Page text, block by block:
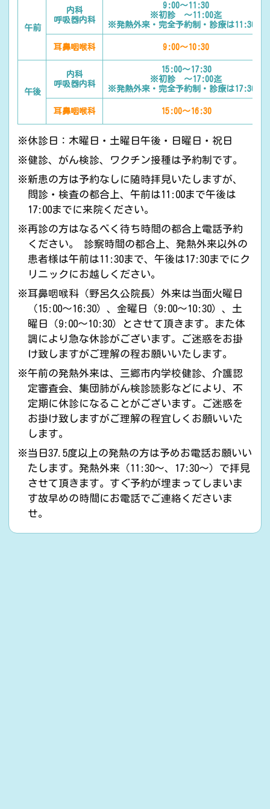
午前
内科
呼吸器内科
9:00～11:30
※初診 ～11:00迄
※発熱外来・完全予約制・診療は11:30～
耳鼻咽喉科 9:00～10:30
午後
内科
呼吸器内科
15:00～17:30
※初診 ～17:00迄
※発熱外来・完全予約制・診療は17:30～
耳鼻咽喉科 15:00～16:30
休診日：木曜日・土曜日午後・日曜日・祝日
健診、がん検診、ワクチン接種は予約制です。
新患の方は予約なしに随時拝見いたしますが、
問診・検査の都合上、午前は11:00まで午後は
17:00までに来院ください。
再診の方はなるべく待ち時間の都合上電話予約
ください。 診察時間の都合上、発熱外来以外の
患者様は午前は11:30まで、午後は17:30までにク
リニックにお越しください。
耳鼻咽喉科（野呂久公院長）外来は当面火曜日
（15:00～16:30）、金曜日（9:00～10:30）、土
曜日（9:00～10:30）とさせて頂きます。また体
調により急な休診がございます。ご迷惑をお掛
け致しますがご理解の程お願いいたします。
午前の発熱外来は、三郷市内学校健診、介護認
定審査会、集団肺がん検診読影などにより、不
定期に休診になることがございます。ご迷惑を
お掛け致しますがご理解の程宜しくお願いいた
します。
当日37.5度以上の発熱の方は予めお電話お願いい
たします。発熱外来（11:30～、17:30～）で拝見
させて頂きます。すぐ予約が埋まってしまいま
す故早めの時間にお電話でご連絡くださいま
せ。